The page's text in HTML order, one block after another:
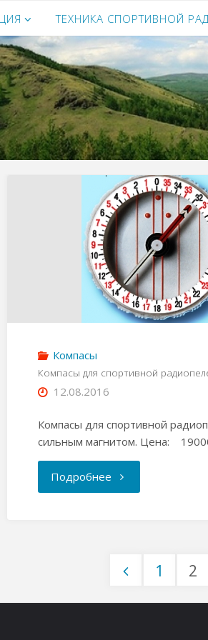
ТЕХНИКА СПОРТИВНОЙ
Компасы
Компасы для спортивной
12.08.2016
Компасы для спортивной
сильным магнитом. Цена:
Подробнее"Компасы
радиопеленгации"
Пагинация
1 2